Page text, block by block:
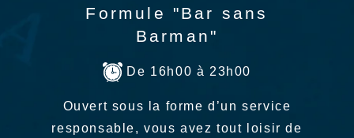
Formule "Bar sans
Barman"
De 16h00 à 23h00
Ouvert sous la forme d’un service
responsable, vous avez tout loisir de